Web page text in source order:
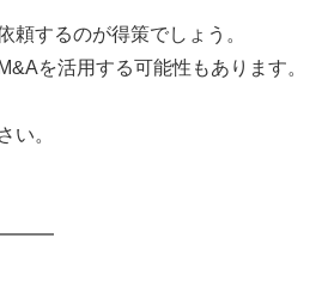
頼するのが得策でしょう。
を活用する可能性もあります。
い。